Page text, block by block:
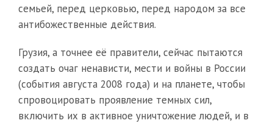
семьей, перед церковью, перед народом за все
антибожественные действия.
Грузия, а точнее её правители, сейчас пытаются
создать очаг ненависти, мести и войны в России
(события августа 2008 года) и на планете, чтобы
спровоцировать проявление темных сил,
включить их в активное уничтожение людей, и в